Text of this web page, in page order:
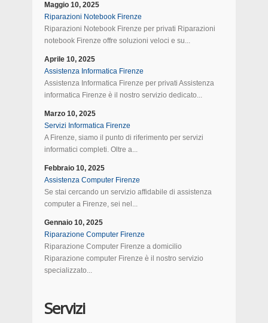
Maggio 10, 2025
Riparazioni Notebook Firenze
Riparazioni Notebook Firenze per privati Riparazioni
notebook Firenze offre soluzioni veloci e su...
Aprile 10, 2025
Assistenza Informatica Firenze
Assistenza Informatica Firenze per privati Assistenza
informatica Firenze è il nostro servizio dedicato...
Marzo 10, 2025
Servizi Informatica Firenze
A Firenze, siamo il punto di riferimento per servizi
informatici completi. Oltre a...
Febbraio 10, 2025
Assistenza Computer Firenze
Se stai cercando un servizio affidabile di assistenza
computer a Firenze, sei nel...
Gennaio 10, 2025
Riparazione Computer Firenze
Riparazione Computer Firenze a domicilio
Riparazione computer Firenze è il nostro servizio
specializzato...
Servizi